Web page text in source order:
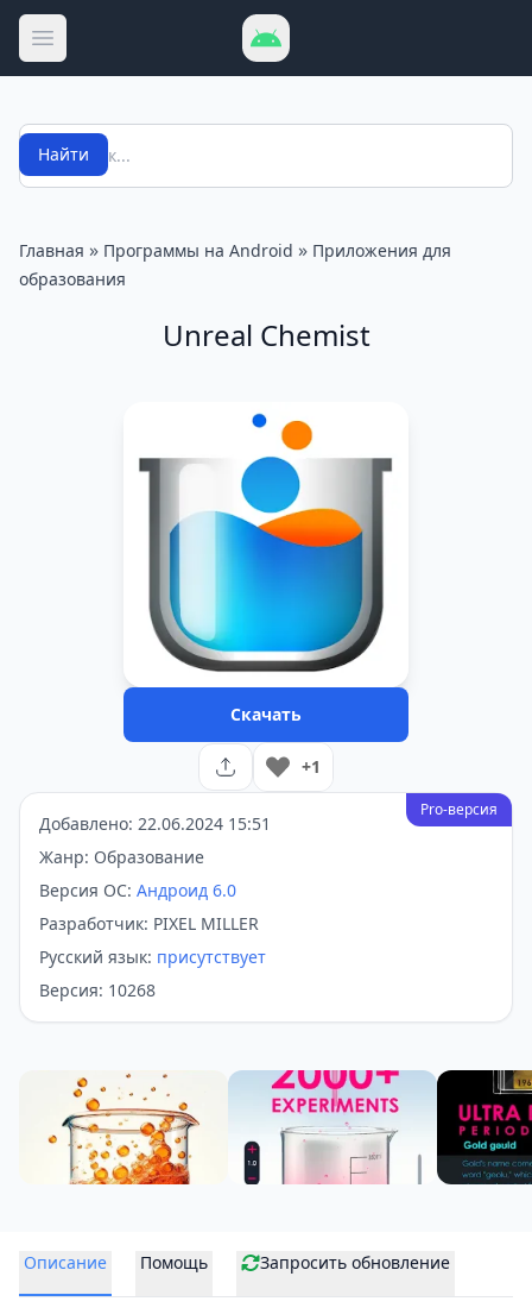
Открыть меню
Поиск
Найти
Главная » Программы на Android » Приложения для
образования
Unreal Chemist
Скачать
+1
Pro-версия
Добавлено: 22.06.2024 15:51
Жанр: Образование
Версия ОС: Андроид 6.0
Разработчик: PIXEL MILLER
Русский язык: присутствует
Версия: 10268
Описание Помощь Запросить обновление